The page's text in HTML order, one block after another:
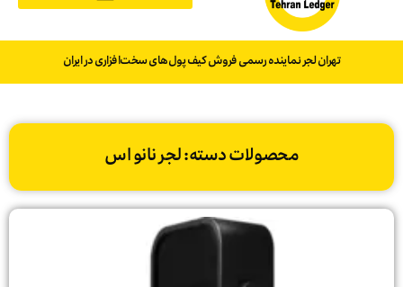
تهران لجر نماینده رسمی فروش کیف پول‌های سخت‌افزاری در ایران
محصولات دسته: لجر نانو اس